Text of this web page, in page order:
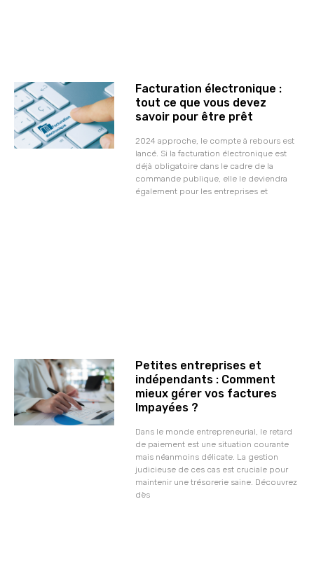
Facturation électronique :
tout ce que vous devez
savoir pour être prêt
2024 approche, le compte à rebours est
lancé. Si la facturation électronique est
déjà obligatoire dans le cadre de la
commande publique, elle le deviendra
également pour les entreprises et
Petites entreprises et
indépendants : Comment
mieux gérer vos factures
Impayées ?
Dans le monde entrepreneurial, le retard
de paiement est une situation courante
mais néanmoins délicate. La gestion
judicieuse de ces cas est cruciale pour
maintenir une trésorerie saine. Découvrez
dès